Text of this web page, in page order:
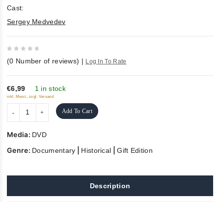
Cast:
Sergey Medvedev
out
of
5
(0 Number of reviews) | Log In To Rate
€6,99 1 in stock
inkl. Mwst., zzgl. Versand
Add To Cart
Media: DVD
Genre: Documentary Historical |Gift Edition
Description